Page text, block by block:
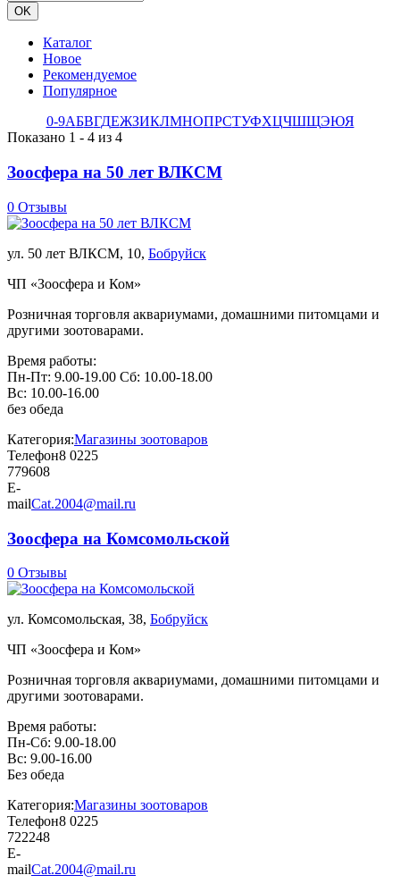
Каталог
Новое
Рекомендуемое
Популярное
0-9АБВГДЕЖЗИКЛМНОПРСТУФХЦЧШЩЭЮЯ
Показано 1 - 4 из 4
Зоосфера на 50 лет ВЛКСМ
0 Отзывы
ул. 50 лет ВЛКСМ, 10, Бобруйск
ЧП «Зоосфера и Ком»
Розничная торговля аквариумами, домашними питомцами и
другими зоотоварами.
Время работы:
Пн-Пт: 9.00-19.00 Сб: 10.00-18.00
Вс: 10.00-16.00
без обеда
Категория:Магазины зоотоваров
Телефон8 0225
779608
E-
mailCat.2004@mail.ru
Зоосфера на Комсомольской
0 Отзывы
ул. Комсомольская, 38, Бобруйск
ЧП «Зоосфера и Ком»
Розничная торговля аквариумами, домашними питомцами и
другими зоотоварами.
Время работы:
Пн-Сб: 9.00-18.00
Вс: 9.00-16.00
Без обеда
Категория:Магазины зоотоваров
Телефон8 0225
722248
E-
mailCat.2004@mail.ru